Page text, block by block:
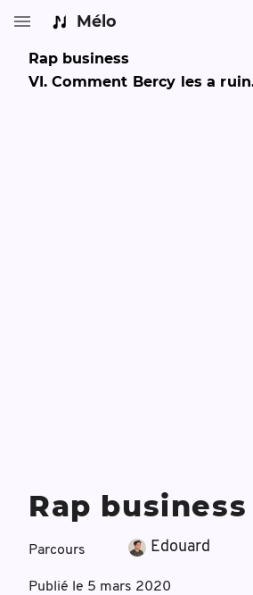
Mélo
Rap business
VI. Comment Bercy les a ruinés ?
Rap business
Parcours Edouard
Publié le 5 mars 2020